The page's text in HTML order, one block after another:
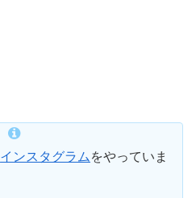
インスタグラム をやっていま